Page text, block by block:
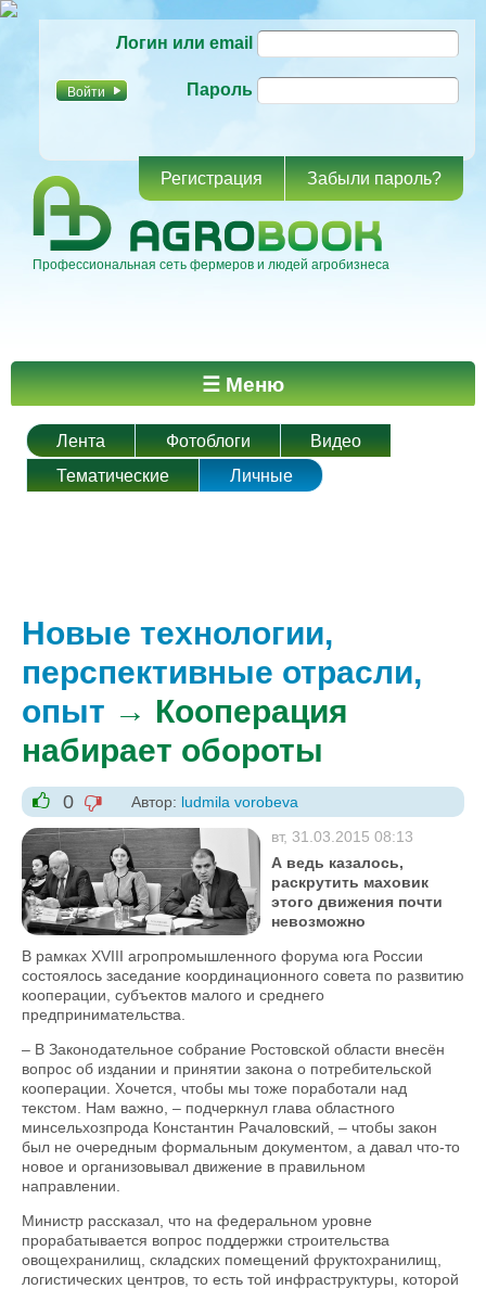
основному
Логин или email
Пароль
Регистрация Забыли пароль?
Профессиональная сеть фермеров и людей агробизнеса
Главное меню ☰ Меню
Лента Фотоблоги
Видео
Тематические
Личные
Новые технологии,
перспективные отрасли,
опыт → Кооперация
набирает обороты
+1
0
-1
Автор: ludmila vorobeva
вт, 31.03.2015 08:13
А ведь казалось,
раскрутить маховик
этого движения почти
невозможно
В рамках XVIII агропромышленного форума юга России
состоялось заседание координационного совета по развитию
кооперации, субъектов малого и среднего
предпринимательства.
– В Законодательное собрание Ростовской области внесён
вопрос об издании и принятии закона о потребительской
кооперации. Хочется, чтобы мы тоже поработали над
текстом. Нам важно, – подчеркнул глава областного
минсельхозпрода Константин Рачаловский, – чтобы закон
был не очередным формальным документом, а давал что-то
новое и организовывал движение в правильном
направлении.
Министр рассказал, что на федеральном уровне
прорабатывается вопрос поддержки строительства
овощехранилищ, складских помещений фрукто­хранилищ,
логистических цент­ров, то есть той инфраструктуры, которой